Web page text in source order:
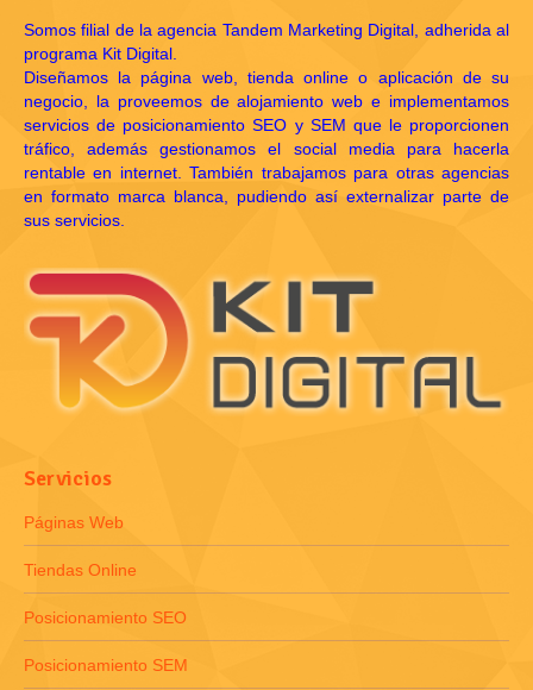
Somos filial de la agencia Tandem Marketing Digital, adherida al
programa Kit Digital.
Diseñamos la página web, tienda online o aplicación de su
negocio, la proveemos de alojamiento web e implementamos
servicios de posicionamiento SEO y SEM que le proporcionen
tráfico, además gestionamos el social media para hacerla
rentable en internet. También trabajamos para otras agencias
en formato marca blanca, pudiendo así externalizar parte de
sus servicios.
Servicios
Páginas Web
Tiendas Online
Posicionamiento SEO
Posicionamiento SEM